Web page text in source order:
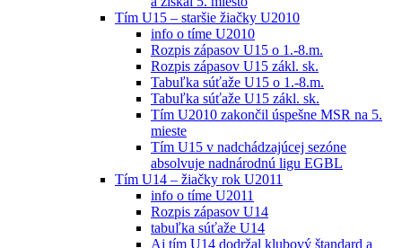
Tím U15 – staršie žiačky U2010
info o tíme U2010
Rozpis zápasov U15 o 1.-8.m.
Rozpis zápasov U15 zákl. sk.
Tabuľka súťaže U15 o 1.-8.m.
Tabuľka súťaže U15 zákl. sk.
Tím U2010 zakončil úspešne MSR na 5.
mieste
Tím U15 v nadchádzajúcej sezóne
absolvuje nadnárodnú ligu EGBL
Tím U14 – žiačky rok U2011
info o tíme U2011
Rozpis zápasov U14
tabuľka súťaže U14
Aj tím U14 dodržal klubový štandard a